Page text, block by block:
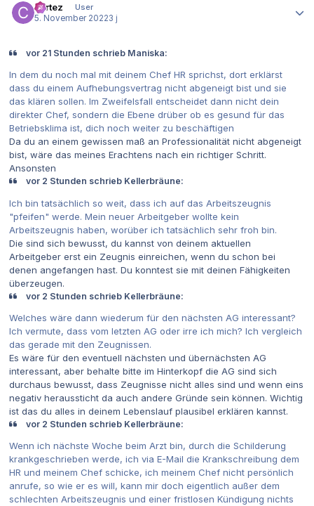
cortez
User
5. November 20223 j
vor 21 Stunden schrieb Maniska:
In dem du noch mal mit deinem Chef HR sprichst, dort erklärst
dass du einem Aufhebungsvertrag nicht abgeneigt bist und sie
das klären sollen. Im Zweifelsfall entscheidet dann nicht dein
direkter Chef, sondern die Ebene drüber ob es gesund für das
Betriebsklima ist, dich noch weiter zu beschäftigen
Da du an einem gewissen maß an Professionalität nicht abgeneigt
bist, wäre das meines Erachtens nach ein richtiger Schritt.
Ansonsten
vor 2 Stunden schrieb Kellerbräune:
Ich bin tatsächlich so weit, dass ich auf das Arbeitszeugnis
"pfeifen" werde. Mein neuer Arbeitgeber wollte kein
Arbeitszeugnis haben, worüber ich tatsächlich sehr froh bin.
Die sind sich bewusst, du kannst von deinem aktuellen
Arbeitgeber erst ein Zeugnis einreichen, wenn du schon bei
denen angefangen hast. Du konntest sie mit deinen Fähigkeiten
überzeugen.
vor 2 Stunden schrieb Kellerbräune:
Welches wäre dann wiederum für den nächsten AG interessant?
Ich vermute, dass vom letzten AG oder irre ich mich? Ich vergleich
das gerade mit den Zeugnissen.
Es wäre für den eventuell nächsten und übernächsten AG
interessant, aber behalte bitte im Hinterkopf die AG sind sich
durchaus bewusst, dass Zeugnisse nicht alles sind und wenn eins
negativ heraussticht da auch andere Gründe sein können. Wichtig
ist das du alles in deinem Lebenslauf plausibel erklären kannst.
vor 2 Stunden schrieb Kellerbräune:
Wenn ich nächste Woche beim Arzt bin, durch die Schilderung
krankgeschrieben werde, ich via E-Mail die Krankschreibung dem
HR und meinem Chef schicke, ich meinem Chef nicht persönlich
anrufe, so wie er es will, kann mir doch eigentlich außer dem
schlechten Arbeitszeugnis und einer fristlosen Kündigung nichts